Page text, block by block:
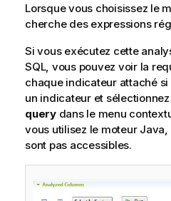
Lorsque vous choisissez le
cherche des expressions
Si vous exécutez cette
SQL, vous pouvez voir la
chaque indicateur attaché
un indicateur et
querydans le menu
vous utilisez le moteur Java,
sont pas accessibles.